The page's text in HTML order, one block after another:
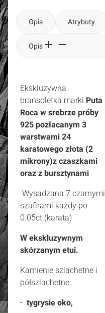
Opis Atrybuty
Opis
Ekskluzywna
bransoletka marki Puta
Roca w srebrze próby
925 pozłacanym 3
warstwami 24
karatowego złota (2
mikrony)z czaszkami
oraz z bursztynami
Wysadzana 7 czarnymi
szafirami każdy po
0.05ct (karata)
W ekskluzywnym
skórzanym etui.
Kamienie szlachetne i
półszlachetne:
- tygrysie oko,